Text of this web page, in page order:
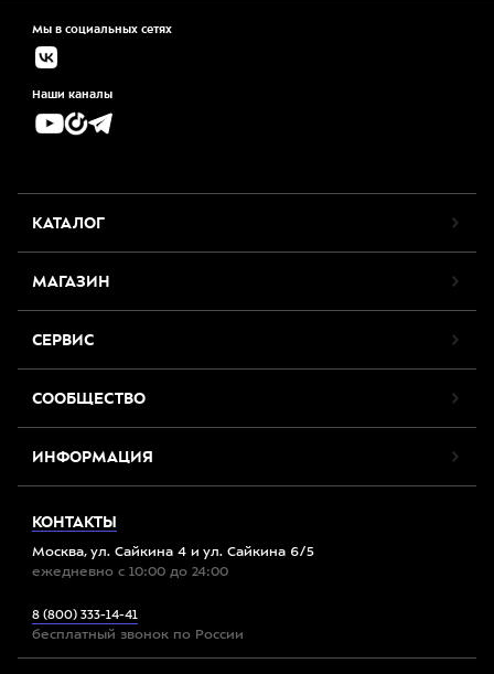
Мы в социальных сетях
Наши каналы
КАТАЛОГ
МАГАЗИН
СЕРВИС
СООБЩЕСТВО
ИНФОРМАЦИЯ
КОНТАКТЫ
Москва, ул. Сайкина 4 и ул. Сайкина 6/5
ежедневно с 10:00 до 24:00
8 (800) 333-14-41
бесплатный звонок по России